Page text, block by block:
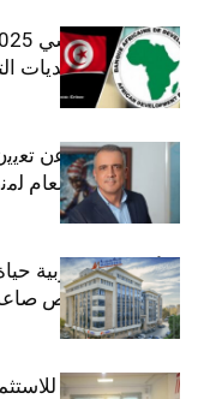
الاجتماعي وتحديات
ﺗﯾﺗرا ﺑﺎك ﺗﻌﻠن ﻋن
ﻣﻧﺻب اﻟﻣدﯾر اﻟﻌﺎم
وﻏرب أﻓرﯾﻘﯾﺎ
فاعل رائد بفرص
(+34.8%)
الهيئة التونسية